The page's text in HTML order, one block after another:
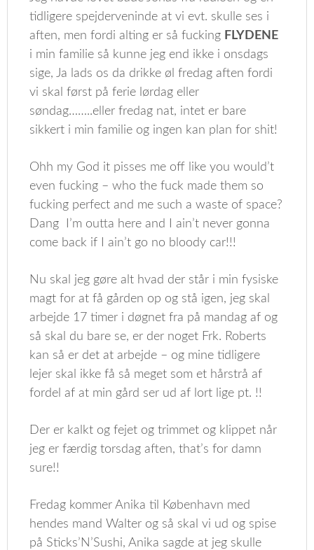
tidligere spejderveninde at vi evt. skulle ses i
aften, men fordi alting er så fucking FLYDENE
i min familie så kunne jeg end ikke i onsdags
sige, Ja lads os da drikke øl fredag aften fordi
vi skal først på ferie lørdag eller
søndag……..eller fredag nat, intet er bare
sikkert i min familie og ingen kan plan for shit!
Ohh my God it pisses me off like you would’t
even fucking – who the fuck made them so
fucking perfect and me such a waste of space?
Dang I’m outta here and I ain’t never gonna
come back if I ain’t go no bloody car!!!
Nu skal jeg gøre alt hvad der står i min fysiske
magt for at få gården op og stå igen, jeg skal
arbejde 17 timer i døgnet fra på mandag af og
så skal du bare se, er der noget Frk. Roberts
kan så er det at arbejde – og mine tidligere
lejer skal ikke få så meget som et hårstrå af
fordel af at min gård ser ud af lort lige pt. !!
Der er kalkt og fejet og trimmet og klippet når
jeg er færdig torsdag aften, that’s for damn
sure!!
Fredag kommer Anika til København med
hendes mand Walter og så skal vi ud og spise
på Sticks’N’Sushi, Anika sagde at jeg skulle